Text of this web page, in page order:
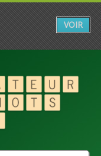
VOIR